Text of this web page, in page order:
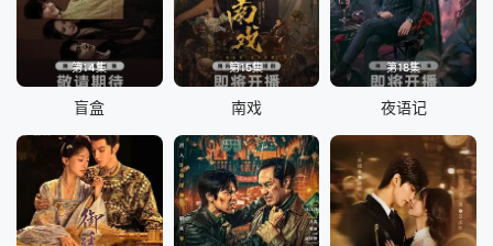
第14集
盲盒
第15集
南戏
第18集
夜语记